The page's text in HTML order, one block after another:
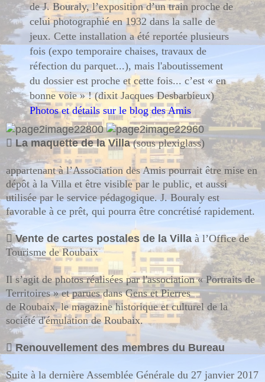
de J. Bouraly, l’exposition d’un train proche de
celui photographié en 1932 dans la salle de
jeux. Cette installation a été reportée plusieurs
fois (expo temporaire chaises, travaux de
réfection du parquet...), mais l'aboutissement
du dossier est proche et cette fois... c’est « en
bonne voie » !(dixit Jacques Desbarbieux)
Photos et détails sur le blog des Amis
La maquette de la Villa(sous plexiglass)
appartenant à l’Association des Amis pourrait être mise en
dépôt à la Villa et être visible par le public, et aussi
utilisée par le service pédagogique. J. Bouraly est
favorable à ce prêt, qui pourra être concrétisé rapidement.
Vente de cartes postales de la Villa à l’Office de
Tourisme de Roubaix
Il s’agit de photos réalisées par l'association « Portraits de
Territoires » et parues dans Gens et Pierres
de Roubaix, le magazine historique et culturel de la
société d'émulation de Roubaix.
Renouvellement des membres du Bureau
Suite à la dernière Assemblée Générale du 27 janvier 2017